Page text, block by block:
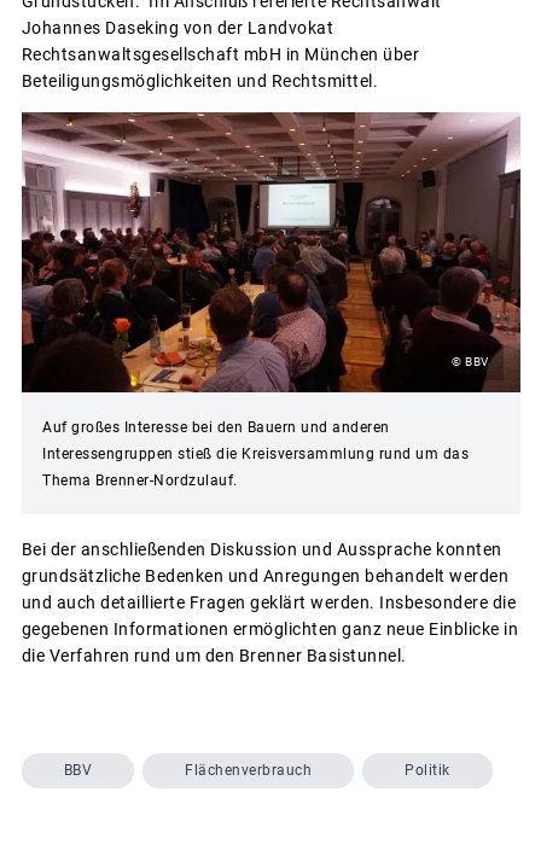
Johannes Daseking von der Landvokat
Rechtsanwaltsgesellschaft mbH in München über
Beteiligungsmöglichkeiten und Rechtsmittel.
© BBV
Auf großes Interesse bei den Bauern und anderen
Interessengruppen stieß die Kreisversammlung rund um das
Thema Brenner-Nordzulauf.
Bei der anschließenden Diskussion und Aussprache konnten
grundsätzliche Bedenken und Anregungen behandelt werden
und auch detaillierte Fragen geklärt werden. Insbesondere die
gegebenen Informationen ermöglichten ganz neue Einblicke in
die Verfahren rund um den Brenner Basistunnel.
BBV Flächenverbrauch Politik